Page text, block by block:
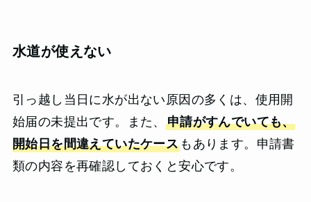
水道が使えない
引っ越し当日に水が出ない原因の多くは、使用開
始届の未提出です。また、 申請がすんでいても、
開始日を間違えていたケース もあります。申請書
類の内容を再確認しておくと安心です。